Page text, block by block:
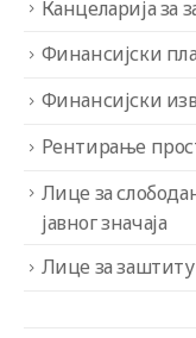
Канцеларија за
Финансијски
Финансијски
Рентирање
Лице за
јавног значаја
Лице за